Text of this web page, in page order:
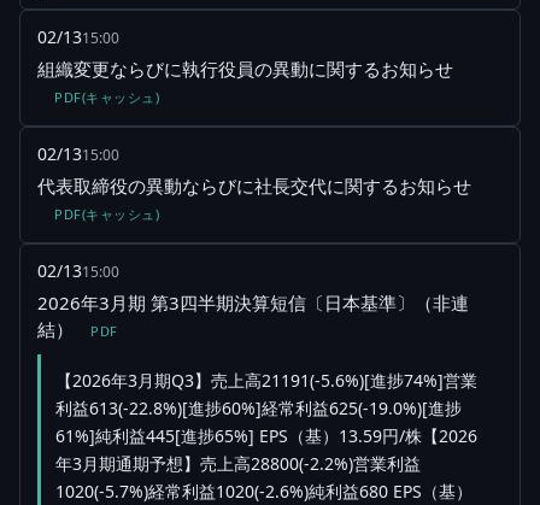
02/1315:00
組織変更ならびに執行役員の異動に関するお知らせ
PDF(キャッシュ)
02/1315:00
代表取締役の異動ならびに社長交代に関するお知らせ
PDF(キャッシュ)
02/1315:00
2026年3月期 第3四半期決算短信〔日本基準〕（非連
結）
PDF
【2026年3月期Q3】売上高21191(-5.6%)[進捗74%]営業
利益613(-22.8%)[進捗60%]経常利益625(-19.0%)[進捗
61%]純利益445[進捗65%] EPS（基）13.59円/株【2026
年3月期通期予想】売上高28800(-2.2%)営業利益
1020(-5.7%)経常利益1020(-2.6%)純利益680 EPS（基）